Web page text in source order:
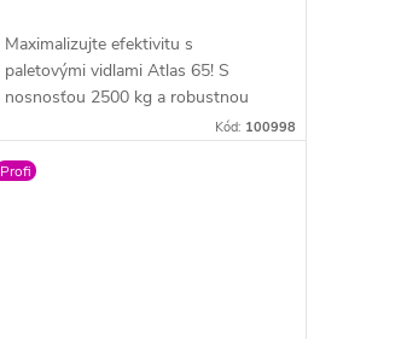
Maximalizujte efektivitu s
paletovými vidlami Atlas 65! S
nosnosťou 2500 kg a robustnou
mechanickou konštrukciou sú
manipuláciu. Nastaviteľný rozstup
Kód: 100998
Profi